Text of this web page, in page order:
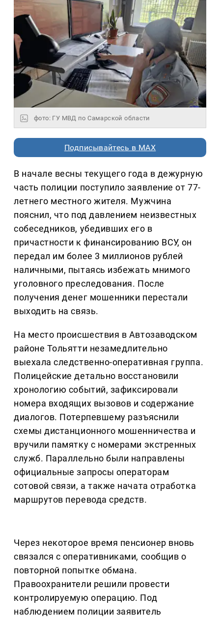
фото: ГУ МВД по Самарской области
Подписывайтесь в MAX
В начале весны текущего года в дежурную
часть полиции поступило заявление от 77-
летнего местного жителя. Мужчина
пояснил, что под давлением неизвестных
собеседников, убедивших его в
причастности к финансированию ВСУ, он
передал им более 3 миллионов рублей
наличными, пытаясь избежать мнимого
уголовного преследования. После
получения денег мошенники перестали
выходить на связь.
На место происшествия в Автозаводском
районе Тольятти незамедлительно
выехала следственно-оперативная группа.
Полицейские детально восстановили
хронологию событий, зафиксировали
номера входящих вызовов и содержание
диалогов. Потерпевшему разъяснили
схемы дистанционного мошенничества и
вручили памятку с номерами экстренных
служб. Параллельно были направлены
официальные запросы операторам
сотовой связи, а также начата отработка
маршрутов перевода средств.
Через некоторое время пенсионер вновь
связался с оперативниками, сообщив о
повторной попытке обмана.
Правоохранители решили провести
контролируемую операцию. Под
наблюдением полиции заявитель